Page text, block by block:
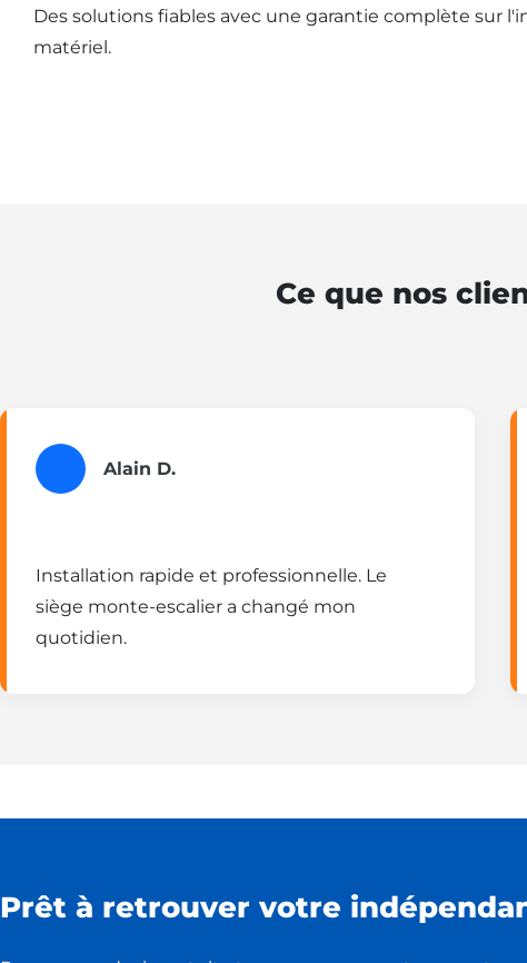
Des solutions fiables avec une garantie complète sur
matériel.
Ce que nos
Alain D.
Installation rapide et professionnelle. Le
siège monte-escalier a changé mon
quotidien.
Prêt à retrouver votre